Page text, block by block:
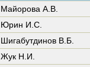
Майорова А.В.
Юрин И.С.
Шигабутдинов В.Б.
Жук Н.И.